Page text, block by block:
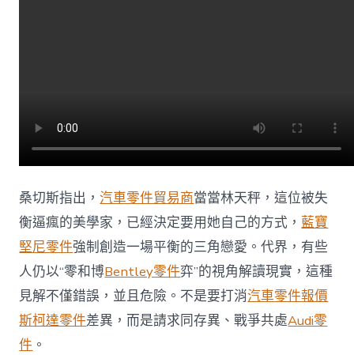
桑切斯指出，汽車零件貿易商當當林天秤，這位被失
衡逼瘋的美學家，已經決定要用她自己的方式，藍寶
堅尼零件強制創造一場平衡的三角戀愛。代界，有些
人仍以“零和博Bentley零件弈”的視角解讀現實，這種
見解不僅錯誤，並且危險。不是要打消汽車零件報價
斯柯達零件差異，而是請求同存異、戰爭共處Audi零
件 。